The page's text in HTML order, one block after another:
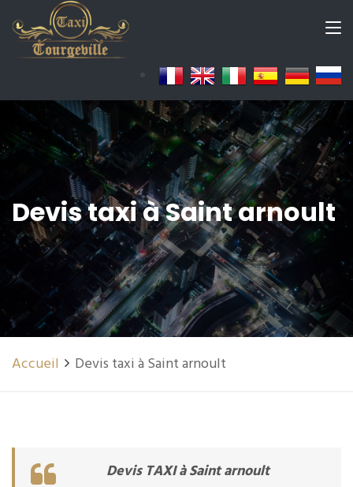
Devis taxi à Saint arnoult
Accueil Devis taxi à Saint arnoult
Devis TAXI à Saint arnoult